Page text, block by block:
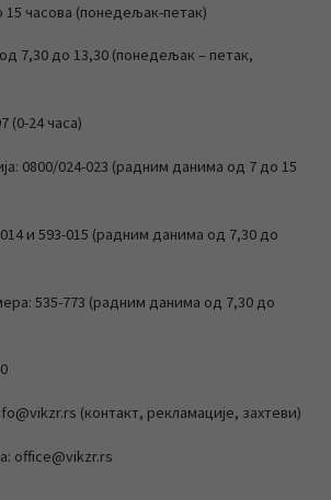
часова (понедељак-петак)
7,30 до 13,30 (понедељак – петак,
(0-24 часа)
0800/024-023 (радним данима од 7 до 15
и 593-015 (радним данима од 7,30 до
535-773 (радним данима од 7,30 до
(контакт, рекламације, захтеви)
office@vikzr.rs